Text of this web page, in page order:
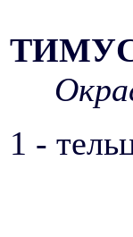
ТИМУС
1 -